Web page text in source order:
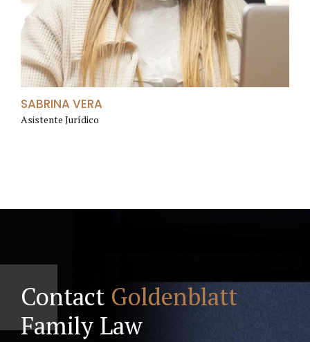
SABRINA VERA
Asistente Jurídico
Contact Goldenblatt
Family Law